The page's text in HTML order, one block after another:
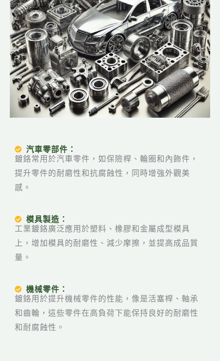
汽車零部件：
鍍鉻常用於汽車零件，如保險桿、輪圈和內飾件，
提升零件的耐磨性和抗腐蝕性，同時增強外觀美
感。
模具製造：
工業鍍鉻廣泛應用於塑料、橡膠和金屬成型模具
上，增加模具的耐磨性、減少摩擦，並提高成品質
量。
機械零件：
鍍鉻用於提升機械零件的性能，像是活塞桿、軸承
和齒輪，這些零件在高負荷下能保持良好的耐磨性
和耐腐蝕性。